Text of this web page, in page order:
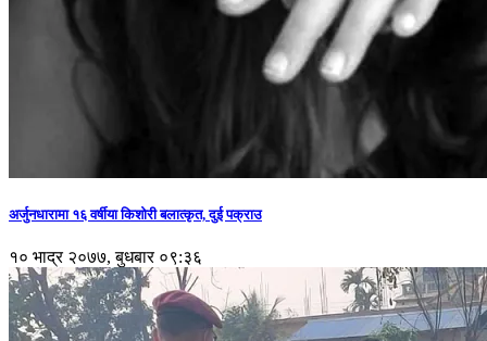
अर्जुनधारामा १६ वर्षीया किशोरी बलात्कृत, दुई पक्राउ
१० भाद्र २०७७, बुधबार ०९:३६